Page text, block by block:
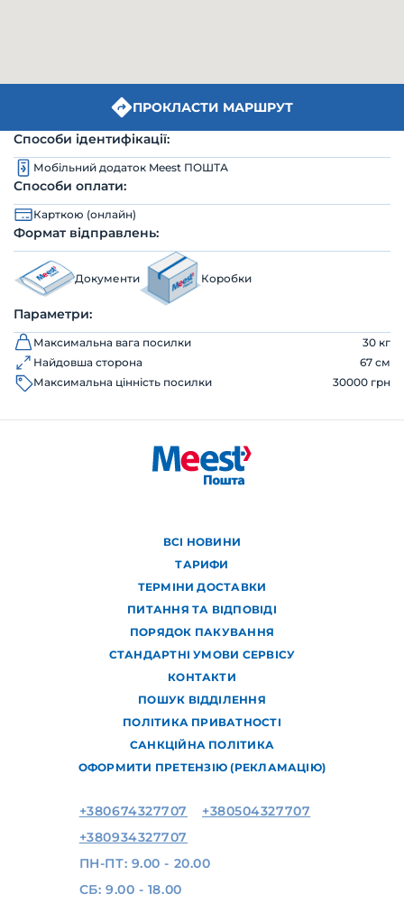
ПРОКЛАСТИ МАРШРУТ
Способи ідентифікації:
Мобільний додаток Meest ПОШТА
Способи оплати:
Карткою (онлайн)
Формат відправлень:
Документи Коробки
Параметри:
Максимальна вага посилки
30 кг
Найдовша сторона
67 см
Максимальна цінність посилки
30000 грн
ВСІ НОВИНИ
ТАРИФИ
ТЕРМІНИ ДОСТАВКИ
ПИТАННЯ ТА ВІДПОВІДІ
ПОРЯДОК ПАКУВАННЯ
СТАНДАРТНІ УМОВИ СЕРВІСУ
КОНТАКТИ
ПОШУК ВІДДІЛЕННЯ
ПОЛІТИКА ПРИВАТНОСТІ
САНКЦІЙНА ПОЛІТИКА
ОФОРМИТИ ПРЕТЕНЗІЮ (РЕКЛАМАЦІЮ)
+380674327707
+380504327707
+380934327707
ПН-ПТ: 9.00 - 20.00
СБ: 9.00 - 18.00